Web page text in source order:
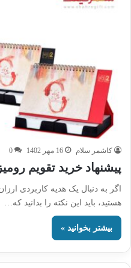
کاشمر سلام 16 مهر 1402 0
پیشنهاد خرید تقویم رومیزی 1403
اگر به دنبال یک هدیه کاربردی
هستید، باید این نکته را بدانید که…
بیشتر بخوانید »